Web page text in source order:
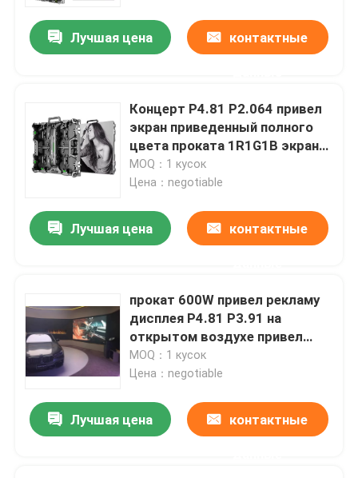
Лучшая цена контактные
Концерт P4.81 P2.064 привел
экран приведенный полного
цвета проката 1R1G1B экрана
на открытом воздухе
MOQ：1 кусок
Цена：negotiable
Лучшая цена контактные
прокат 600W привел рекламу
дисплея P4.81 P3.91 на
открытом воздухе привел
экран
MOQ：1 кусок
Цена：negotiable
Лучшая цена контактные